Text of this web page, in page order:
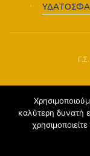
καλύτερη δυνατή